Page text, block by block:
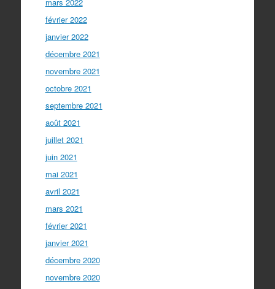
février 2022
janvier 2022
décembre 2021
novembre 2021
octobre 2021
septembre 2021
août 2021
juillet 2021
juin 2021
mai 2021
avril 2021
mars 2021
février 2021
janvier 2021
décembre 2020
novembre 2020